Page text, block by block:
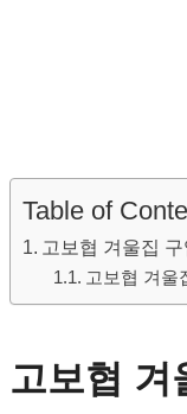
Table of
고보협 겨울집
고보협 겨울
고보협 겨